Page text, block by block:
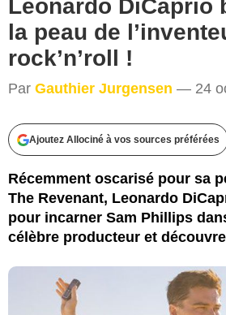
Leonardo DiCaprio
la peau de
rock’n’roll !
Par Gauthier Jurgensen — 24
Ajoutez Allociné à vos sources préférées
Récemment oscarisé pour sa
The Revenant, Leonardo
pour incarner Sam Phillips
célèbre producteur et
Warner Bros France